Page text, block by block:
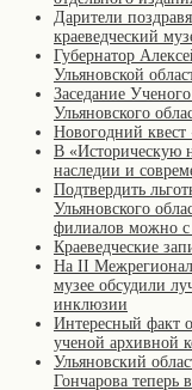
Дарители
краеведческий
Губернатор
Ульяновской
Заседание
Ульяновского
Новогодний
В «Историческую
наследии и
Подтвердить
Ульяновского
филиалов можно
Краеведческие
На II
музее обсудили
инклюзии
Интересный факт
ученой архивной
Ульяновский
Гончарова теперь